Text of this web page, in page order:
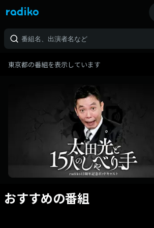
東京都の番組を表示しています
おすすめの番組